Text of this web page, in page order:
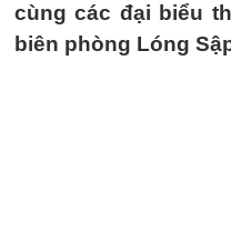
cùng các đại biểu
biên phòng Lóng